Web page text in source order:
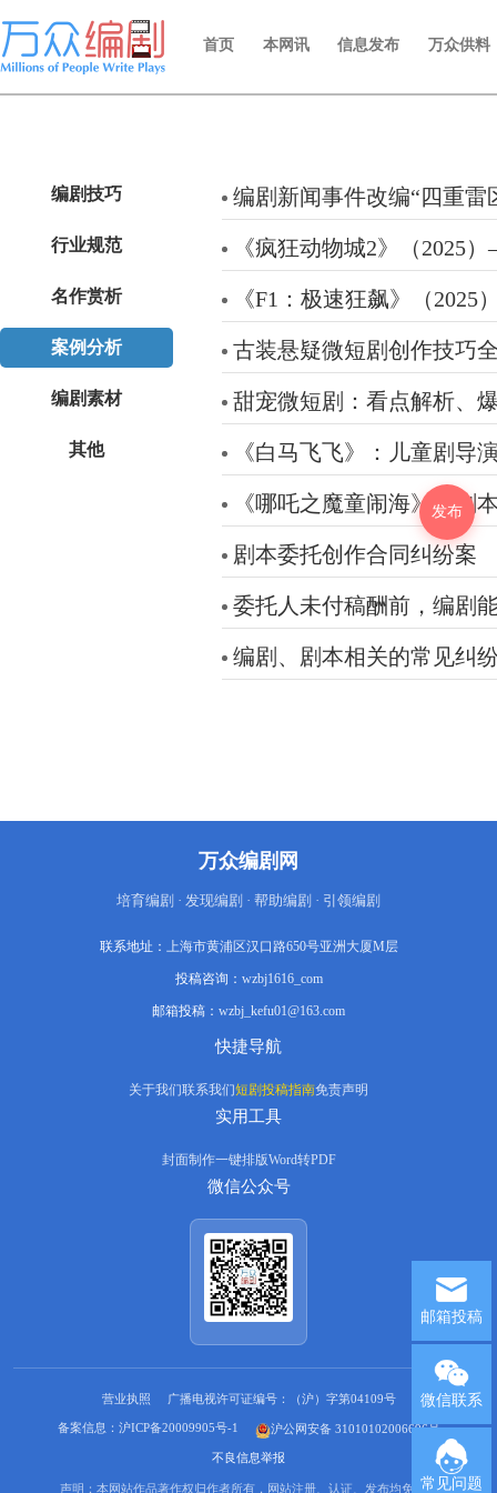
首页 本网讯 信息发布 万众供料
邮箱投稿
微信联系
常见问题
发布
编剧技巧
行业规范
名作赏析
案例分析
编剧素材
其他
编剧新闻事件改编“四重雷
《疯狂动物城2》（2025
《F1：极速狂飙》（
古装悬疑微短剧创作技巧
甜宠微短剧：看点解析、
《白马飞飞》：儿童剧
《哪吒之魔童闹海》的剧
剧本委托创作合同纠纷案
委托人未付稿酬前，编剧
编剧、剧本相关的常见纠
万众编剧网
培育编剧 · 发现编剧 · 帮助编剧 · 引领编剧
联系地址： 上海市黄浦区汉口路650号亚洲大厦M层
投稿咨询： wzbj1616_com
邮箱投稿： wzbj_kefu01@163.com
快捷导航
关于我们联系我们短剧投稿指南免责声明
实用工具
封面制作一键排版Word转PDF
微信公众号
营业执照 广播电视许可证编号：（沪）字第04109号
备案信息：沪ICP备20009905号-1 沪公网安备 31010102006696号
不良信息举报
声明：本网站作品著作权归作者所有，网站注册、认证、发布均免费。